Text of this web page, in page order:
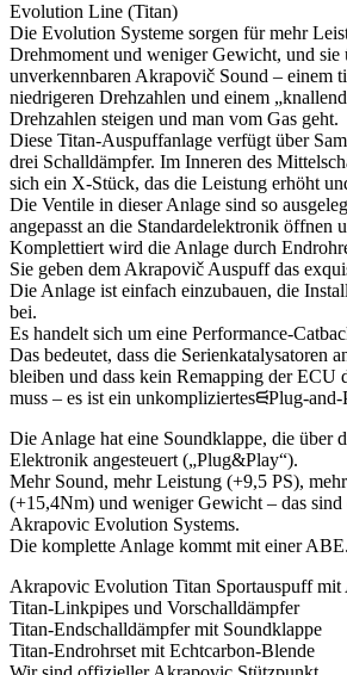
komplette
Titan-
Abgasanlage
NEU
Menge
Evolution Line (Titan)
Die Evolution Systeme sorgen für mehr
Drehmoment und weniger Gewicht, und sie
unverkennbaren Akrapovič Sound – einem
niedrigeren Drehzahlen und einem
Drehzahlen steigen und man vom Gas geht.
Diese Titan-Auspuffanlage verfügt über
drei Schalldämpfer. Im Inneren des
sich ein X-Stück, das die Leistung erhöht
Die Ventile in dieser Anlage sind so
angepasst an die Standardelektronik öffnen
Komplettiert wird die Anlage durch
Sie geben dem Akrapovič Auspuff das
Die Anlage ist einfach einzubauen, die
bei.
Es handelt sich um eine Performance-
Das bedeutet, dass die Serienkatalysatoren
bleiben und dass kein Remapping der ECU
muss – es ist ein unkompliziertesᙦPlug-and-
Die Anlage hat eine Soundklappe, die über
Elektronik angesteuert („Plug&Play“).
Mehr Sound, mehr Leistung (+9,5 PS),
(+15,4Nm) und weniger Gewicht – das sind
Akrapovic Evolution Systems.
Die komplette Anlage kommt mit einer ABE.
Akrapovic Evolution Titan Sportauspuff mit
Titan-Linkpipes und Vorschalldämpfer
Titan-Endschalldämpfer mit Soundklappe
Titan-Endrohrset mit Echtcarbon-Blende